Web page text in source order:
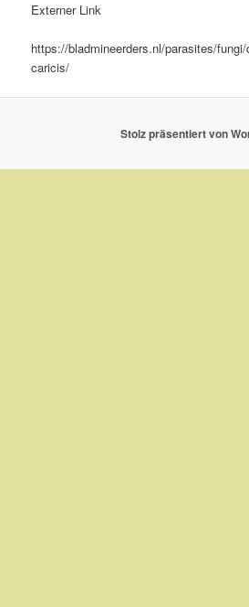
Externer Link
https://bladmineerders.nl/parasites/
caricis/
Stolz präsentiert von